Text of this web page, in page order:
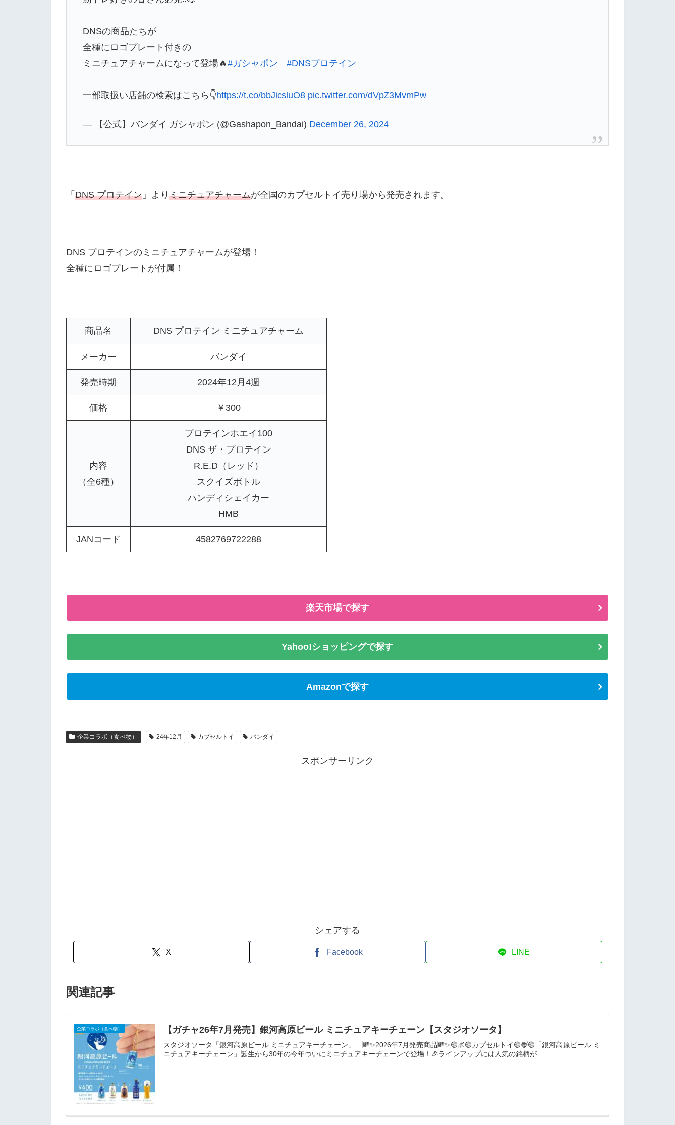
DNSの商品たちが
全種にロゴプレート付きの
ミニチュアチャームになって登場🔥#ガシャポン #DNSプロテイン
一部取扱い店舗の検索はこちら👇https://t.co/bbJicsluO8 pic.twitter.com/dVpZ3MvmPw
— 【公式】バンダイ ガシャポン (@Gashapon_Bandai) December 26, 2024
「 DNS プロテイン 」より ミニチュアチャームが全国のカプセルトイ売り場から発売されます。
DNS プロテインのミニチュアチャームが登場！
全種にロゴプレートが付属！
商品名 DNS プロテイン ミニチュアチャーム
メーカー バンダイ
発売時期 2024年12月4週
価格 ￥300
内容
（全6種）
プロテインホエイ100
DNS ザ・プロテイン
R.E.D（レッド）
スクイズボトル
ハンディシェイカー
HMB
JANコード 4582769722288
楽天市場で探す
Yahoo!ショッピングで探す
Amazonで探す
企業コラボ（食べ物） 24年12月 カプセルトイ バンダイ
スポンサーリンク
シェアする
X Facebook LINE
関連記事
企業コラボ（食べ物） 【ガチャ26年7月発売】銀河高原ビール ミニチュアキーチェーン【スタジオソータ】
スタジオソータ「銀河高原ビール ミニチュアキーチェーン」 🆕✨2026年7月発売商品🆕✨🟡🌌🟡カプセルトイ🟡🦌🟡「銀河高原ビール ミ
ニチュアキーチェーン」誕生から30年の今年ついにミニチュアキーチェーンで登場！🎉ラインアップには人気の銘柄が...